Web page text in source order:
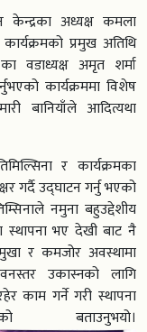
केन्द्रका अध्यक्ष कमला
प्रमुख अतिथि
वडाध्यक्ष अमृत शर्मा
कार्यक्रममा विशेष
बानियाँले आदित्यथा
र कार्यक्रमका
गर्दै उद्घाटन गर्नु भएको
नमुना बहुउद्देशीय
स्थापना भए देखी बाट नै
र कमजोर अवस्थामा
उकास्नको लागि
काम गर्ने गरी स्थापना